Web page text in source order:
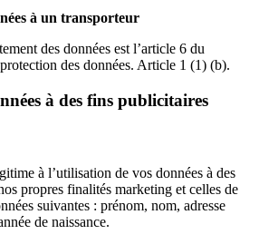
à un transporteur
des données est l’article 6 du
des données. Article 1 (1) (b).
à des fins publicitaires
à l’utilisation de vos données à des
propres finalités marketing et celles de
suivantes : prénom, nom, adresse
de naissance.